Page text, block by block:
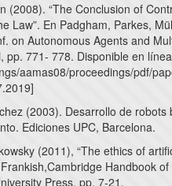
(2008). “The Conclusion of
Law”. En Padgham, Parkes,
on Autonomous Agents and
pp. 771- 778. Disponible en
aamas08/proceedings/pdf/
(2003). Desarrollo de robots
Ediciones UPC, Barcelona.
(2011), “The ethics of
Handbook
Press, pp. 7-21.